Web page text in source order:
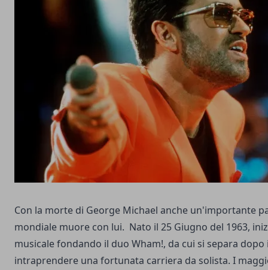
Con la morte di George Michael anche un'importante
mondiale muore con lui. Nato il 25 Giugno del 1963,
musicale fondando il duo Wham!, da cui si separa
intraprendere una fortunata carriera da solista. I